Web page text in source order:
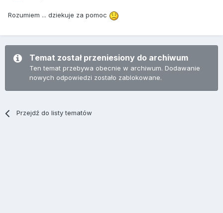
Rozumiem ... dziekuje za pomoc
Temat został przeniesiony do archiwum
Ten temat przebywa obecnie w archiwum. Dodawanie
nowych odpowiedzi zostało zablokowane.
Przejdź do listy tematów